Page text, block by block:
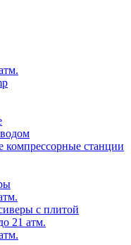
станции
с плитой
21 атм.